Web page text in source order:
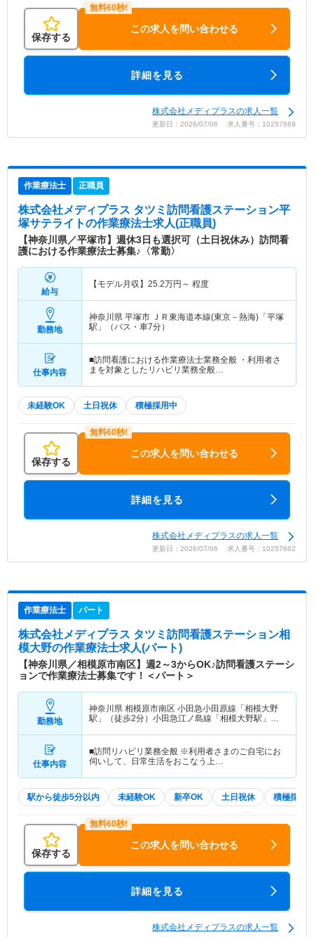
保存する
この求人を問い合わせる
詳細を見る
株式会社メディプラスの求人一覧
更新日：2026/07/06 求人番号：10257669
作業療法士 正職員
株式会社メディプラス タツミ訪問看護ステーション平
塚サテライトの作業療法士求人(正職員)
【神奈川県／平塚市】週休3日も選択可（土日祝休み）訪問看
護における作業療法士募集♪〈常勤〉
給与
【モデル月収】 25.2万円～ 程度
勤務地
神奈川県 平塚市 ＪＲ東海道本線(東京－熱海)「平塚
駅」（バス・車7分）
仕事内容
■訪問看護における作業療法士業務全般 ・利用者さ
まを対象としたリハビリ業務全般…
未経験OK 土日祝休 積極採用中
保存する
この求人を問い合わせる
詳細を見る
株式会社メディプラスの求人一覧
更新日：2026/07/06 求人番号：10257662
作業療法士 パート
株式会社メディプラス タツミ訪問看護ステーション相
模大野の作業療法士求人(パート)
【神奈川県／相模原市南区】週2～3からOK♪訪問看護ステーシ
ョンで作業療法士募集です！＜パート＞
勤務地
神奈川県 相模原市南区 小田急小田原線「相模大野
駅」（徒歩2分）小田急江ノ島線「相模大野駅」
仕事内容
■訪問リハビリ業務全般 ※利用者さまのご自宅にお
伺いして、日常生活をおこなう上…
駅から徒歩5分以内 未経験OK 新卒OK 土日祝休 積極採用
保存する
この求人を問い合わせる
詳細を見る
株式会社メディプラスの求人一覧